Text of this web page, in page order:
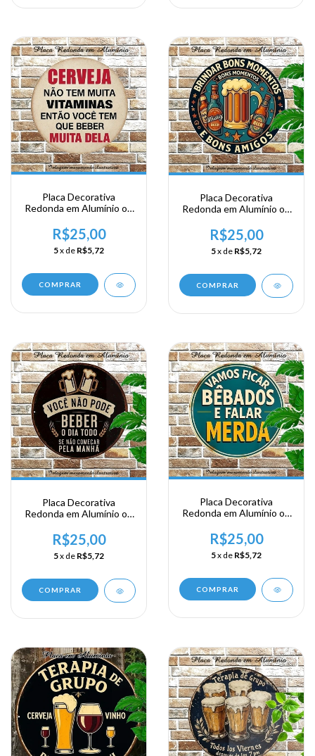
Placa Decorativa
Redonda em Alumínio ou
vitaminas
R$25,00
5x de R$5,72
COMPRAR
Placa Decorativa
Redonda em Alumínio ou
momentos
R$25,00
5x de R$5,72
COMPRAR
Placa Decorativa
Redonda em Alumínio ou
beber o dia todo...
R$25,00
5x de R$5,72
COMPRAR
Placa Decorativa
Redonda em Alumínio ou
Bebados e Falar..
R$25,00
5x de R$5,72
COMPRAR